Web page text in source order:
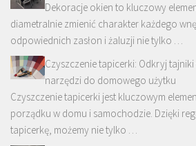
Dekoracje okien to kluczowy
diametralnie zmienić charakter każdego
odpowiednich zasłon i żaluzji nie tylko …
Czyszczenie tapicerki: Odkryj
narzędzi do domowego użytku
Czyszczenie tapicerki jest kluczowym
porządku w domu i samochodzie. Dzięki
tapicerkę, możemy nie tylko …